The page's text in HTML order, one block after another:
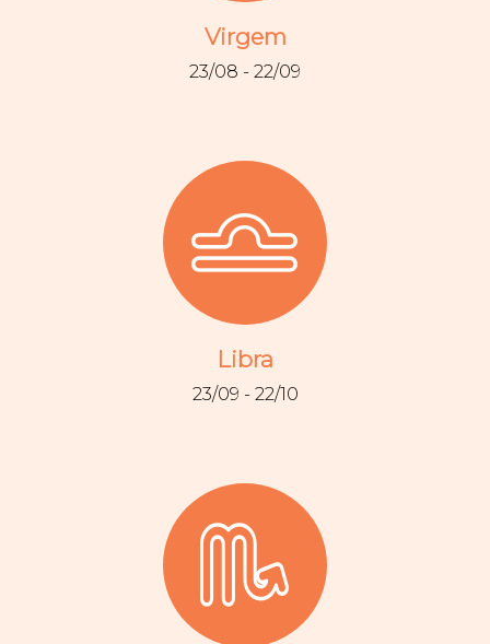
Virgem
23/08 - 22/09
Libra
23/09 - 22/10